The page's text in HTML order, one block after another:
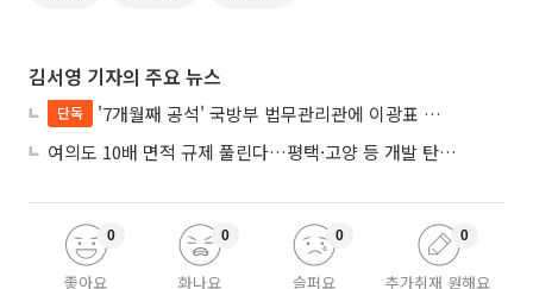
김서영 기자의 주요 뉴스
단독
'7개월째 공석' 국방부 법무관리관에 이광표 변호사 내정
여의도 10배 면적 규제 풀린다…평택·고양 등 개발 탄력 기대
좋아요
0
화나요
0
슬퍼요
0
추가취재 원해요
0